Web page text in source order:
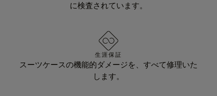
に検査されています。
生涯保証
スーツケースの機能的ダメージを、すべて修理いた
します。